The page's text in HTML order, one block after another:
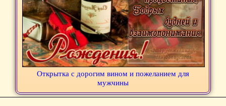
Открытка с дорогим вином и пожеланием для
мужчины